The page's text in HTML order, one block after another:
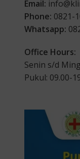
Email:
Phone: 0821-
Whatsapp:
Office Hours:
Senin s/d
Pukul: 09.00-